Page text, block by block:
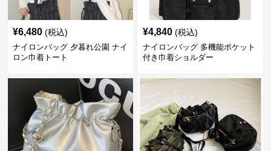
¥6,480 (税込)
ナイロンバッグ 夕暮れ公園 ナイ
ロン巾着トート
¥4,840 (税込)
ナイロンバッグ 多機能ポケット
付き巾着ショルダー